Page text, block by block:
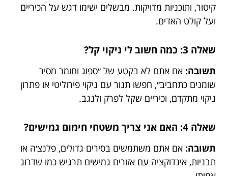
קיטור, ותוכניות מדויקות. מבשלים ישימו דגש על הכיריים
ועל קולט האדים.
שאלה 3: כמה חשוב לי ניקוי קל?
תשובה: אם אתם לא בקטע של ״ספוג וחומר מסיר
שומנים כתחביב״, חפשו תנור עם ניקוי פירוליטי או פתרון
ניקוי מתקדם, וכיריים שקל לפרק ולנגב.
שאלה 4: האם אני צריך משטחי חימום גמישים?
תשובה: אם אתם משתמשים בסירים גדולים, פלנצ׳ה או
תבניות, אינדוקציה עם אזורים גמישים תרגיש כמו שדרוג